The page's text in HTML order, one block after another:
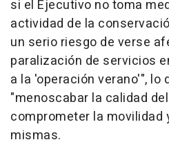
si el Ejecutivo no toma
actividad de la
un serio riesgo de verse
paralización de servicios
a la 'operación verano'", lo
"menoscabar la calidad
comprometer la movilidad
mismas.